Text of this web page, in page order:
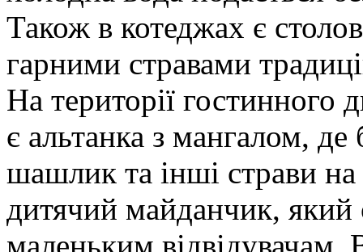
Також в котеджах є
гарними стравами
На території
є альтанка з мангалом,
шашлик та інші страви
дитячий майданчик, який